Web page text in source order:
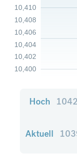
10,400
10,402
10,404
10,406
10,408
10,410
Hoch
Aktuell